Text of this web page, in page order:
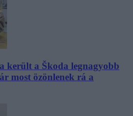
került a Škoda legnagyobb
most özönlenek rá a